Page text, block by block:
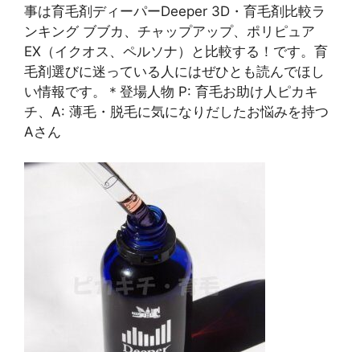
事は育毛剤ディーパーDeeper 3D・育毛剤比較ラ
ンキング ブブカ、チャップアップ、ポリピュア
EX（イクオス、ペルソナ）と比較する！です。育
毛剤選びに迷っている人にはぜひとも読んでほし
い情報です。＊登場人物 P: 育毛お助け人ピカキ
チ、A: 薄毛・脱毛に気になりだしたお悩みを持つ
Aさん